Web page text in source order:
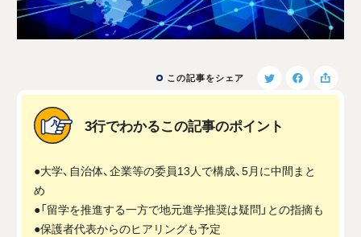
この記事をシェア
3行でわかるこの記事のポイント
●大学、自治体、企業等の委員13人で構成、5月に中間まと
め
●「留学を推進する一方で地元進学推奨は疑問」との指摘も
●保護者代表からのヒアリングも予定